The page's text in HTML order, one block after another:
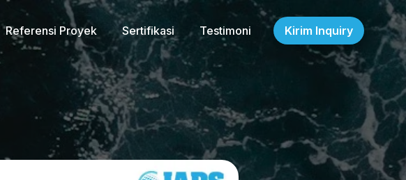
Referensi Proyek Sertifikasi Testimoni Kirim Inquiry